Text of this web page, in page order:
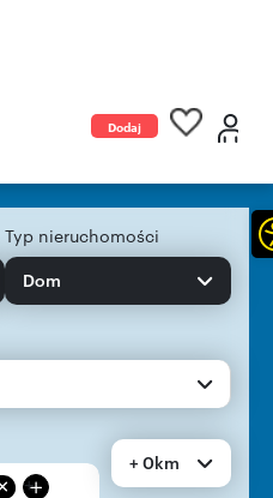
Dodaj
Typ nieruchomości
Dom
+
+ 0km